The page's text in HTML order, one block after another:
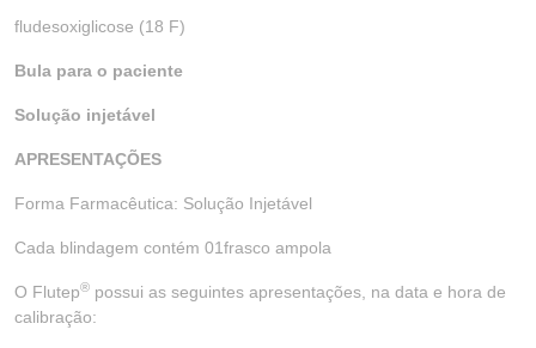
fludesoxiglicose (18 F)
Bula para o paciente
Solução injetável
APRESENTAÇÕES
Forma Farmacêutica: Solução Injetável
Cada blindagem contém 01frasco ampola
O Flutep® possui as seguintes apresentações, na data e hora de
calibração: